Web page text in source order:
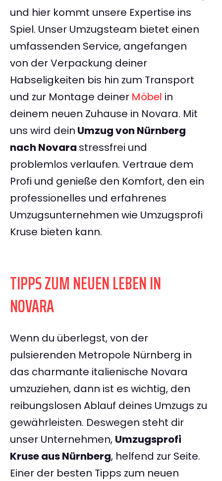
und hier kommt unsere Expertise ins
Spiel. Unser Umzugsteam bietet einen
umfassenden Service, angefangen
von der Verpackung deiner
Habseligkeiten bis hin zum Transport
und zur Montage deiner Möbel in
deinem neuen Zuhause in Novara. Mit
uns wird dein Umzug von Nürnberg
nach Novara stressfrei und
problemlos verlaufen. Vertraue dem
Profi und genieße den Komfort, den ein
professionelles und erfahrenes
Umzugsunternehmen wie Umzugsprofi
Kruse bieten kann.
TIPPS ZUM NEUEN LEBEN IN
NOVARA
Wenn du überlegst, von der
pulsierenden Metropole Nürnberg in
das charmante italienische Novara
umzuziehen, dann ist es wichtig, den
reibungslosen Ablauf deines Umzugs zu
gewährleisten. Deswegen steht dir
unser Unternehmen, Umzugsprofi
Kruse aus Nürnberg, helfend zur Seite.
Einer der besten Tipps zum neuen